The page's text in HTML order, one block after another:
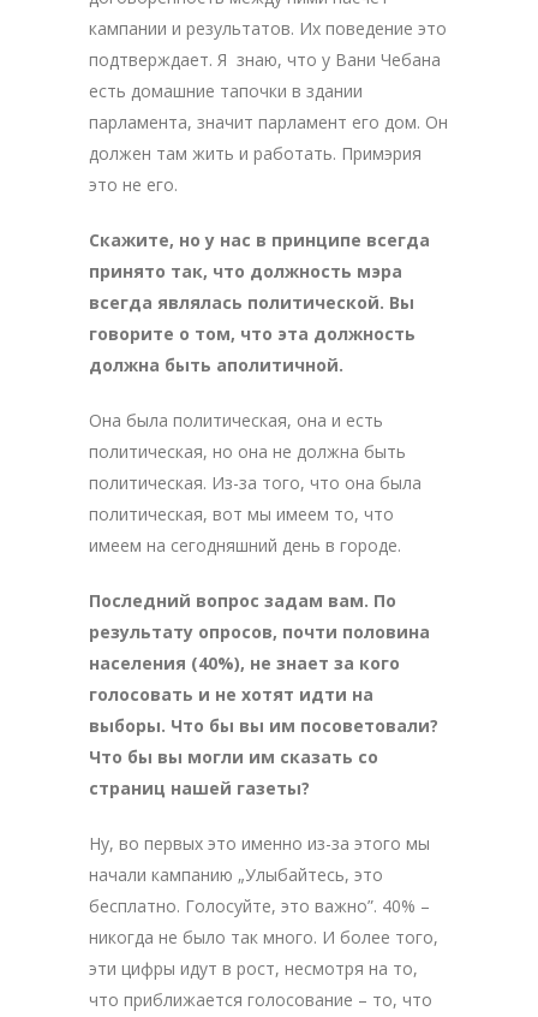
кампании и результатов. Их поведение это
подтверждает. Я знаю, что у Вани Чебана
есть домашние тапочки в здании
парламента, значит парламент его дом. Он
должен там жить и работать. Примэрия
это не его.
Скажите, но у нас в принципе всегда
принято так, что должность мэра
всегда являлась политической. Вы
говорите о том, что эта должность
должна быть аполитичной.
Она была политическая, она и есть
политическая, но она не должна быть
политическая. Из-за того, что она была
политическая, вот мы имеем то, что
имеем на сегодняшний день в городе.
Последний вопрос задам вам. По
результату опросов, почти половина
населения (40%), не знает за кого
голосовать и не хотят идти на
выборы. Что бы вы им посоветовали?
Что бы вы могли им сказать со
страниц нашей газеты?
Ну, во первых это именно из-за этого мы
начали кампанию „Улыбайтесь, это
бесплатно. Голосуйте, это важно”. 40% –
никогда не было так много. И более того,
эти цифры идут в рост, несмотря на то,
что приближается голосование – то, что